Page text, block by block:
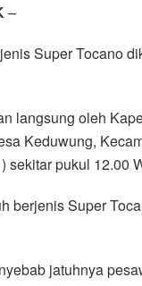
–
Super Tocano
langsung oleh
Keduwung,
sekitar pukul 12.00
berjenis Super
jatuhnya